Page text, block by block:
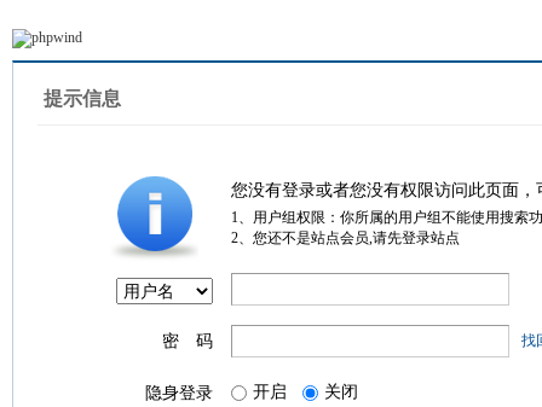
提示信息
您没有登录或者您没有权限访问此页面
1、用户组权限：你所属的用户组不能使用搜索
2、您还不是站点会员,请先登录站点
密 码 找
隐身登录 开启 关闭